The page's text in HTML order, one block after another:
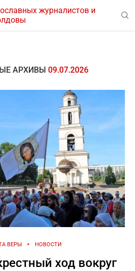
журналистов и
АРХИВЫ 09.07.2026
ВЕРЫ НОВОСТИ
ход вокруг